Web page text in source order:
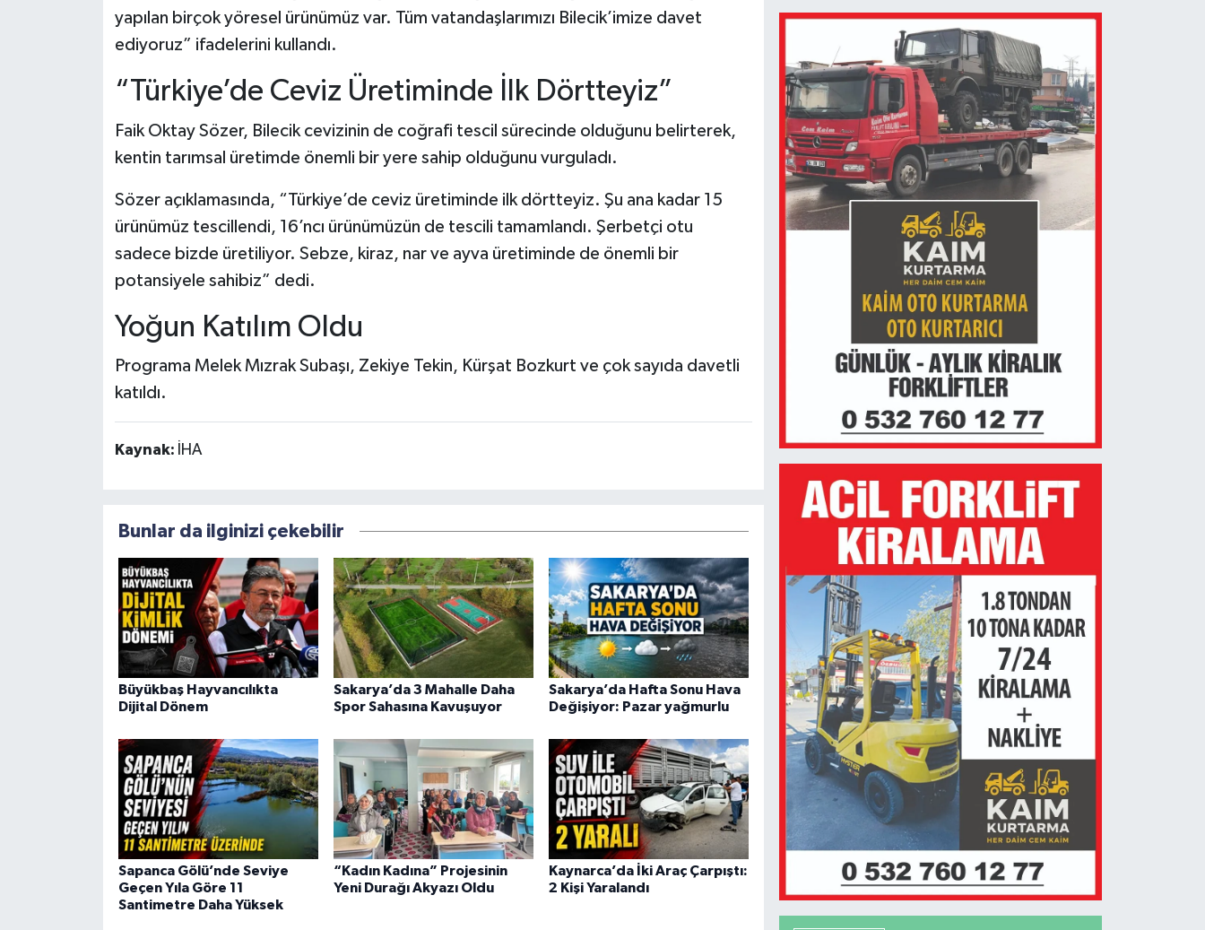
yapılan birçok yöresel ürünümüz var. Tüm vatandaşlarımızı Bilecik’imize davet
ediyoruz” ifadelerini kullandı.
“Türkiye’de Ceviz Üretiminde İlk Dörtteyiz”
Faik Oktay Sözer, Bilecik cevizinin de coğrafi tescil sürecinde olduğunu belirterek,
kentin tarımsal üretimde önemli bir yere sahip olduğunu vurguladı.
Sözer açıklamasında, “Türkiye’de ceviz üretiminde ilk dörtteyiz. Şu ana kadar 15
ürünümüz tescillendi, 16’ncı ürünümüzün de tescili tamamlandı. Şerbetçi otu
sadece bizde üretiliyor. Sebze, kiraz, nar ve ayva üretiminde de önemli bir
potansiyele sahibiz” dedi.
Yoğun Katılım Oldu
Programa Melek Mızrak Subaşı, Zekiye Tekin, Kürşat Bozkurt ve çok sayıda davetli
katıldı.
Kaynak: İHA
Bunlar da ilginizi çekebilir
Büyükbaş Hayvancılıkta
Dijital Dönem
Sakarya’da 3 Mahalle Daha
Spor Sahasına Kavuşuyor
Sakarya’da Hafta Sonu Hava
Değişiyor: Pazar yağmurlu
Sapanca Gölü’nde Seviye
Geçen Yıla Göre 11
Santimetre Daha Yüksek
“Kadın Kadına” Projesinin
Yeni Durağı Akyazı Oldu
Kaynarca’da İki Araç Çarpıştı:
2 Kişi Yaralandı